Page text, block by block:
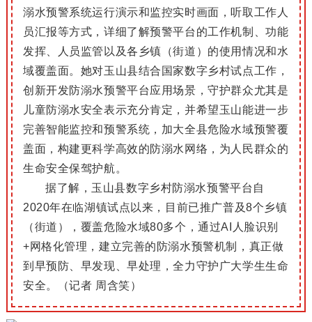
溺水预警系统运行演示和监控实时画面，听取工作人
员汇报等方式，详细了解预警平台的工作机制、功能
发挥、人员监管以及各乡镇（街道）的使用情况和水
域覆盖面。她对玉山县结合国家数字乡村试点工作，
创新开发防溺水预警平台应用场景，守护群众尤其是
儿童防溺水安全表示充分肯定，并希望玉山能进一步
完善智能监控和预警系统，加大全县危险水域预警覆
盖面，构建更科学高效的防溺水网络，为人民群众的
生命安全保驾护航。
据了解，玉山县数字乡村防溺水预警平台自
2020年在临湖镇试点以来，目前已推广普及8个乡镇
（街道），覆盖危险水域80多个，通过AI人脸识别
+网格化管理，建立完善的防溺水预警机制，真正做
到早预防、早发现、早处理，全力守护广大学生生命
安全。（记者 周含笑）